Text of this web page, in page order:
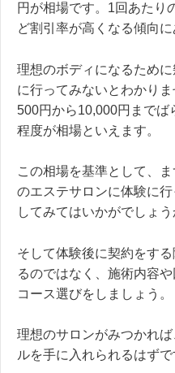
円が相場です。1回あたり
ど割引率が高くなる傾向に
理想のボディになるため
に行ってみないとわかり
500円から10,000円までば
程度が相場といえます。
この相場を基準として、
のエステサロンに体験に
してみてはいかがでしょう
そして体験後に契約をす
るのではなく、施術内容
コース選びをしましょう。
理想のサロンがみつかれ
ルを手に入れられるはずで